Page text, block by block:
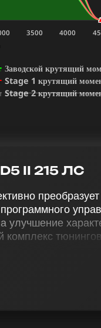
Заводской крутящий
Stage 1 крутящий
Stage 2 крутящий
3500 4000
II 215 ЛС
улучшение
отключение
(Speedlimit),